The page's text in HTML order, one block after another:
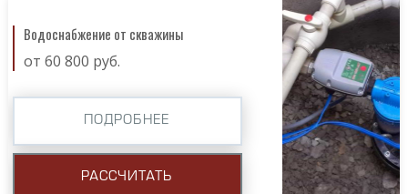
Водоснабжение от скважины
от 60 800 руб.
ПОДРОБНЕЕ
РАССЧИТАТЬ